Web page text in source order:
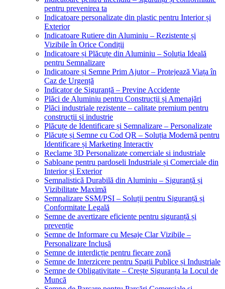
pentru prevenirea ta
Indicatoare personalizate din plastic pentru Interior și
Exterior
Indicatoare Rutiere din Aluminiu – Rezistente și
Vizibile în Orice Condiții
Indicatoare și Plăcuțe din Aluminiu – Soluția Ideală
pentru Semnalizare
Indicatoare și Semne Prim Ajutor – Protejează Viața în
Caz de Urgență
Indicator de Siguranță – Previne Accidente
Plăci de Aluminiu pentru Construcții și Amenajări
Plăci industriale rezistente – calitate premium pentru
construcții și industrie
Plăcuțe de Identificare și Semnalizare – Personalizate
Plăcuțe și Semne cu Cod QR – Soluția Modernă pentru
Identificare și Marketing Interactiv
Reclame 3D Personalizate comerciale si industriale
Sabloane pentru pardoseli Industriale și Comerciale din
Interior și Exterior
Semnalistică Durabilă din Aluminiu – Siguranță și
Vizibilitate Maximă
Semnalizare SSM/PSI – Soluții pentru Siguranță și
Conformitate Legală
Semne de avertizare eficiente pentru siguranță și
prevenție
Semne de Informare cu Mesaje Clar Vizibile –
Personalizare Inclusă
Semne de interdicție pentru fiecare zonă
Semne de Interzicere pentru Spații Publice și Industriale
Semne de Obligativitate – Crește Siguranța la Locul de
Muncă